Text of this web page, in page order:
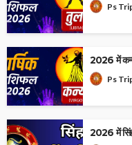
Ps
2026 में
Ps
2026 में सिंह